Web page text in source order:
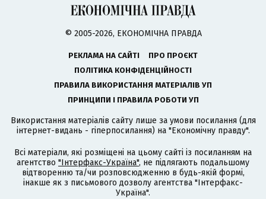
© 2005-2026, ЕКОНОМІЧНА ПРАВДА
РЕКЛАМА НА САЙТІ
ПРО ПРОЄКТ
ПОЛІТИКА КОНФІДЕНЦІЙНОСТІ
ПРАВИЛА ВИКОРИСТАННЯ МАТЕРІАЛІВ УП
ПРИНЦИПИ І ПРАВИЛА РОБОТИ УП
Використання матеріалів сайту лише за умови посилання (для
інтернет-видань - гіперпосилання) на "Економічну правду".
Всі матеріали, які розміщені на цьому сайті із посиланням на
агентство "Інтерфакс-Україна", не підлягають подальшому
відтворенню та/чи розповсюдженню в будь-якій формі,
інакше як з письмового дозволу агентства "Інтерфакс-
Україна".